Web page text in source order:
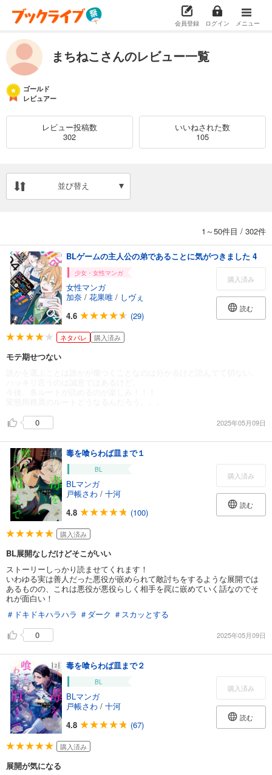
会員登録 ログイン メニュー
まちねこさんのレビュー一覧
ゴールド
レビュアー
レビュー投稿数
302
いいねされた数
105
並び替え
1～50件目 / 302件
BLゲームの主人公の弟であることに気がつきました 4
少女・女性マンガ
女性マンガ
加奈 / 花果唯 / しヴぇ
4.6
(29)
購入済み
読む
ネタバレ 購入済み
モテ期せつない
0
2025年05月09日
毒を喰らわば皿まで１
BL
BLマンガ
戸帳さわ / 十河
4.8
(100)
購入済み
読む
購入済み
BL展開なしだけどそこがいい
ストーリーしっかり読ませてくれます！
いわゆる実は善人だった悪役が嵌められて敵討ちをするような展開では
あるものの、これは悪役が悪役らしく相手を罠に嵌めていく話なのでそ
れが面白い！
＃ドキドキハラハラ ＃ダーク ＃スカッとする
0
2025年05月09日
毒を喰らわば皿まで２
BL
BLマンガ
戸帳さわ / 十河
4.8
(67)
購入済み
読む
購入済み
展開が気になる